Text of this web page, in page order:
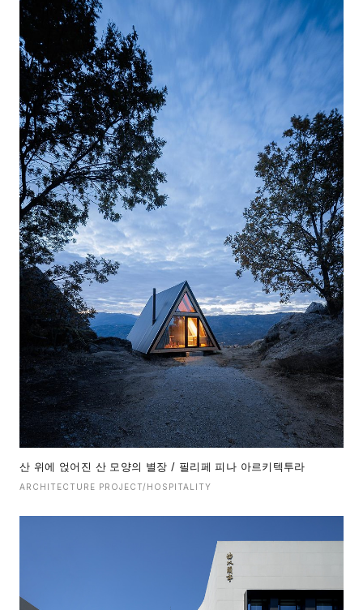
산 위에 얹어진 산 모양의 별장 / 필리페 피나 아르키텍투라
ARCHITECTURE PROJECT/HOSPITALITY